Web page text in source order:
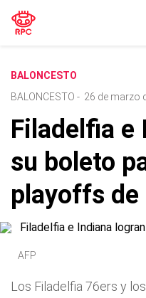
BALONCESTO
BALONCESTO - 26 de marzo
Filadelfia e
su boleto
playoffs de
AFP
Los Filadelfia 76ers y